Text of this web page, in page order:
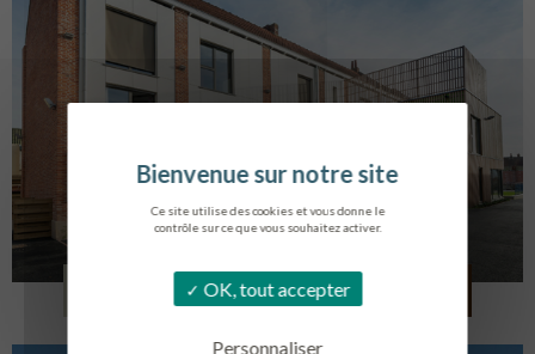
Ce site utilise des cookies et vous donne le
contrôle sur ce que vous souhaitez activer.
OK, tout accepter
Personnaliser
LOG. JEUNES TRAVAILLEURS